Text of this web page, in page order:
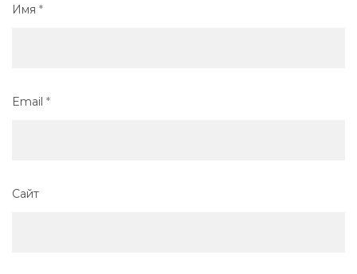
Имя *
Email *
Сайт